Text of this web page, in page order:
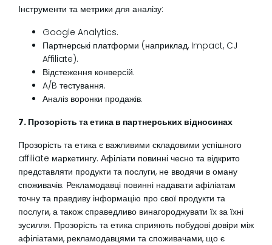
Інструменти та метрики для аналізу:
Google Analytics.
Партнерські платформи (наприклад, Impact, CJ
Affiliate).
Відстеження конверсій.
A/B тестування.
Аналіз воронки продажів.
7. Прозорість та етика в партнерських відносинах
Прозорість та етика є важливими складовими успішного
affiliate маркетингу. Афіліати повинні чесно та відкрито
представляти продукти та послуги, не вводячи в оману
споживачів. Рекламодавці повинні надавати афіліатам
точну та правдиву інформацію про свої продукти та
послуги, а також справедливо винагороджувати їх за їхні
зусилля. Прозорість та етика сприяють побудові довіри між
афіліатами, рекламодавцями та споживачами, що є